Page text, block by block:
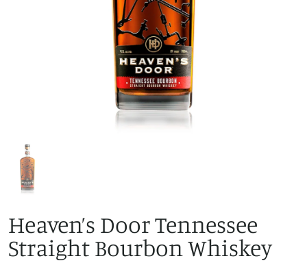
Heaven’s Door Tennessee
Straight Bourbon Whiskey